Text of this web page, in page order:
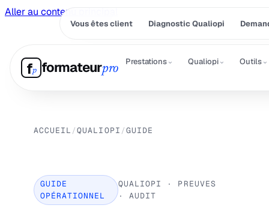
Aller au contenu principal
Vous êtes client Diagnostic Qualiopi
fp formateurpro
Prestations⌄ Qualiopi⌄ Outils⌄
ACCUEIL /QUALIOPI /GUIDE
GUIDE
OPÉRATIONNEL
QUALIOPI · PREUVES
· AUDIT